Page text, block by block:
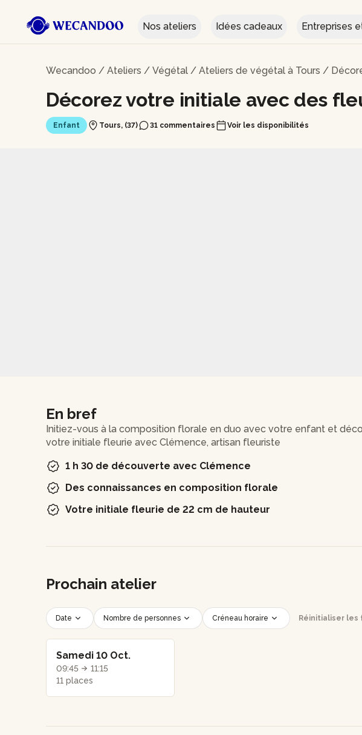
Nos ateliers Idées cadeaux Entreprises
Wecandoo / Ateliers / Végétal / Ateliers de végétal à Tours /
Décorez votre initiale avec des
Enfant Tours, (37) 31 commentaires Voir les disponibilités
En bref
Initiez-vous à la composition florale en duo avec votre enfant et
votre initiale fleurie avec Clémence, artisan fleuriste
1 h 30 de découverte avec Clémence
Des connaissances en composition florale
Votre initiale fleurie de 22 cm de hauteur
Prochain atelier
Date Nombre de personnes Créneau horaire Réinitialiser les
Samedi 10 Oct.
09:45
11:15
11 places